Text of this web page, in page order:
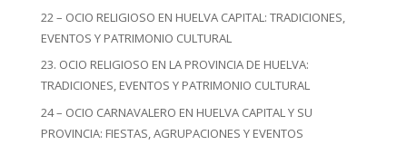
22 – OCIO RELIGIOSO EN HUELVA CAPITAL: TRADICIONES,
EVENTOS Y PATRIMONIO CULTURAL
23. OCIO RELIGIOSO EN LA PROVINCIA DE HUELVA:
TRADICIONES, EVENTOS Y PATRIMONIO CULTURAL
24 – OCIO CARNAVALERO EN HUELVA CAPITAL Y SU
PROVINCIA: FIESTAS, AGRUPACIONES Y EVENTOS